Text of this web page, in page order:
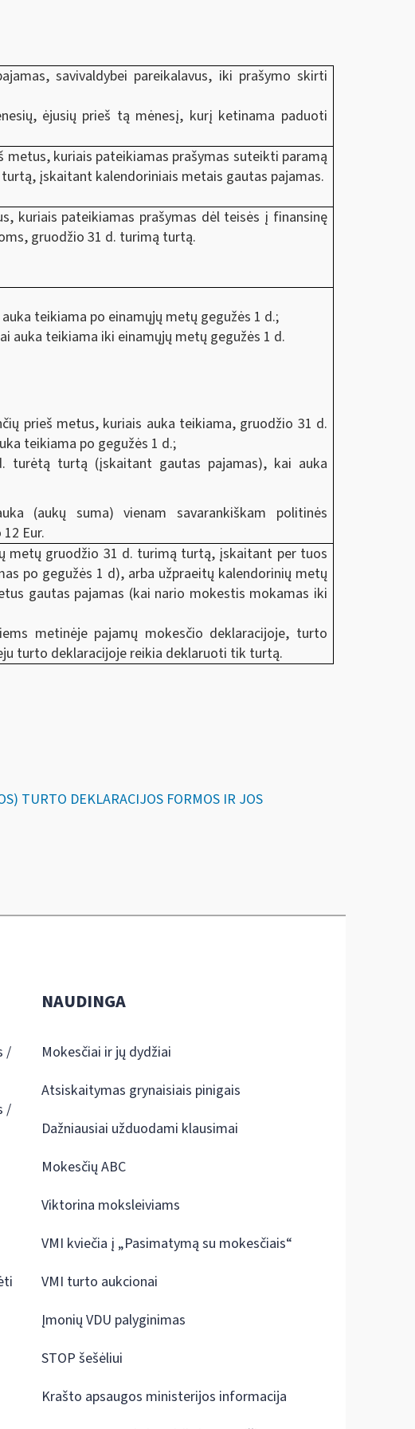
savivaldybei pareikalavus, iki prašymo skirti
ėjusių prieš tą mėnesį, kurį ketinama paduoti
kuriais pateikiamas prašymas suteikti paramą
įskaitant kalendoriniais metais gautas pajamas.
kuriais pateikiamas prašymas dėl teisės į finansinę
gruodžio 31 d. turimą turtą.
teikiama po einamųjų metų gegužės 1 d.;
auka teikiama iki einamųjų metų gegužės 1 d.
prieš metus, kuriais auka teikiama, gruodžio 31 d.
teikiama po gegužės 1 d.;
turėtą turtą (įskaitant gautas pajamas), kai auka
(aukų suma) vienam savarankiškam politinės
Eur.
metų gruodžio 31 d. turimą turtą, įskaitant per tuos
po gegužės 1 d), arba užpraeitų kalendorinių metų
gautas pajamas (kai nario mokestis mokamas iki
metinėje pajamų mokesčio deklaracijoje, turto
turto deklaracijoje reikia deklaruoti tik turtą.
TURTO DEKLARACIJOS FORMOS IR JOS
/
/
NAUDINGA
Mokesčiai ir jų dydžiai
Atsiskaitymas grynaisiais pinigais
Dažniausiai užduodami klausimai
Mokesčių ABC
Viktorina moksleiviams
VMI kviečia į „Pasimatymą su mokesčiais“
VMI turto aukcionai
Įmonių VDU palyginimas
STOP šešėliui
Krašto apsaugos ministerijos informacija